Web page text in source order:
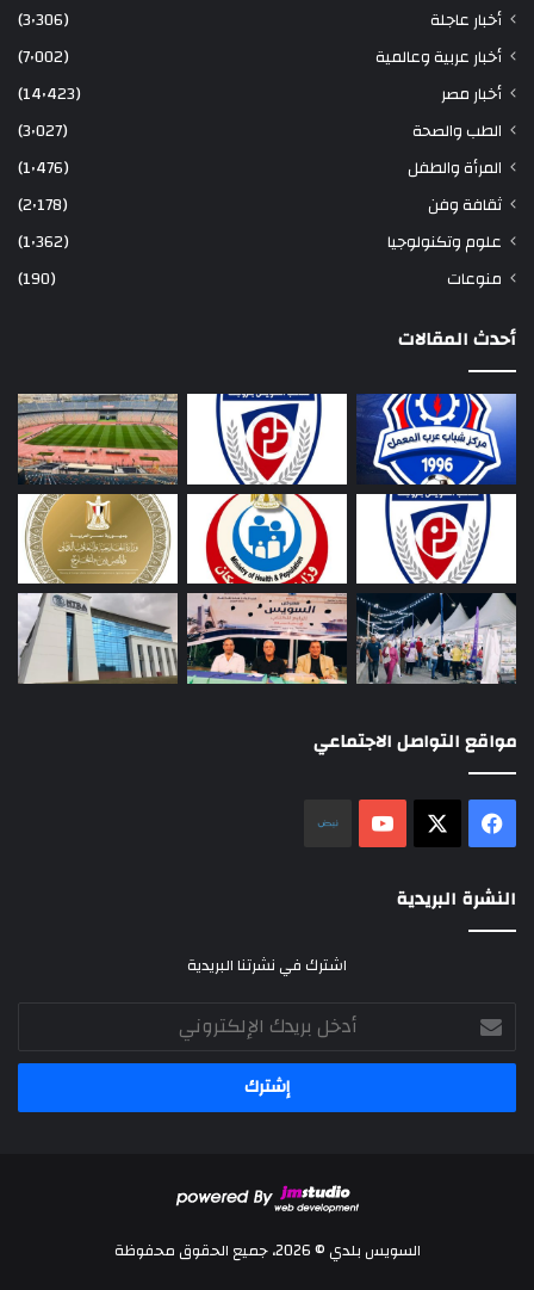
أخبار عاجلة
(3٬306)
أخبار عربية وعالمية
(7٬002)
أخبار مصر
(14٬423)
الطب والصحة
(3٬027)
المرأة والطفل
(1٬476)
ثقافة وفن
(2٬178)
علوم وتكنولوجيا
(1٬362)
منوعات
(190)
أحدث المقالات
مواقع التواصل الاجتماعي
فيسبوك ‫YouTube
النشرة البريدية
اشترك في نشرتنا البريدية
أدخل
بريدك
الإلكتروني
السويس بلدي © 2026، جميع الحقوق محفوظة